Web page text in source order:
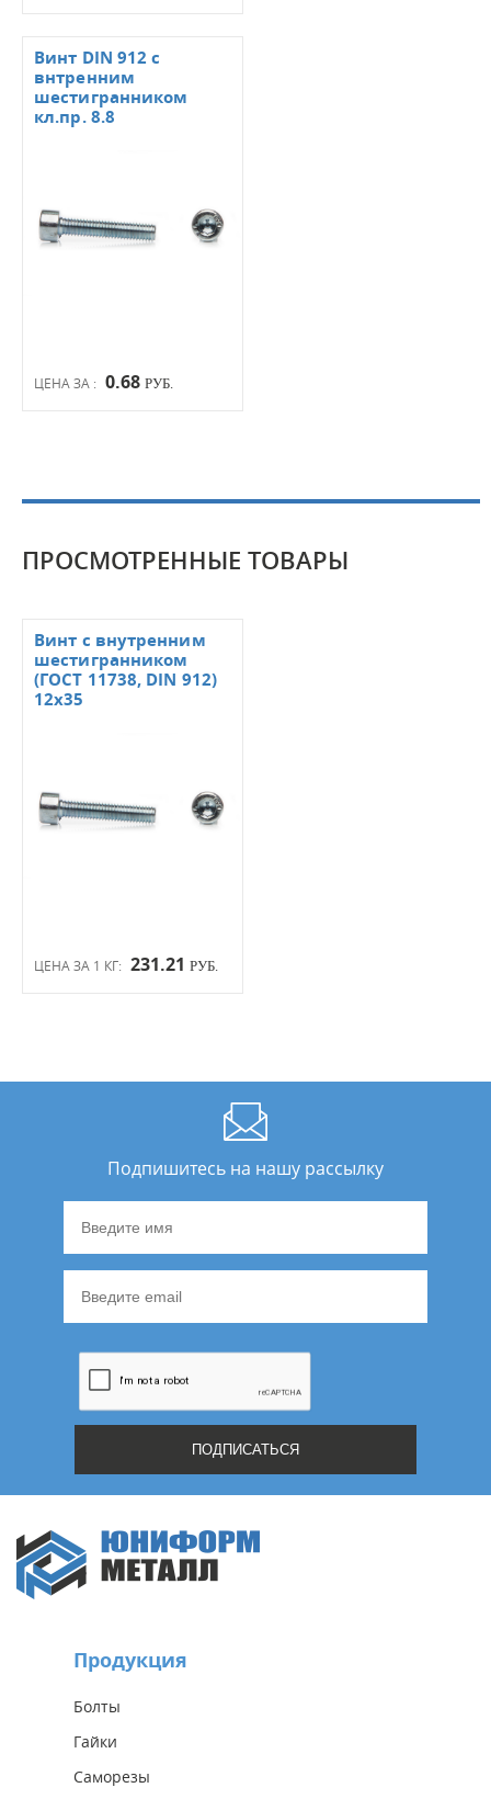
ЦЕНА ЗА : 0.68 РУБ.
Винт DIN 912 с
внтренним
шестигранником
кл.пр. 8.8
ПРОСМОТРЕННЫЕ ТОВАРЫ
ЦЕНА ЗА 1 КГ: 231.21 РУБ.
Винт с внутренним
шестигранником
(ГОСТ 11738, DIN 912)
12х35
Подпишитесь на нашу рассылку
Продукция
Болты
Гайки
Саморезы